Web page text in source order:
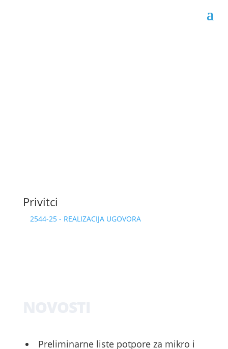
Privitci
2544-25 - REALIZACIJA UGOVORA
Preliminarne liste potpore za mikro i